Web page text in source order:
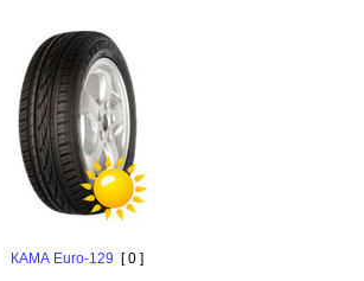
КАМА Euro-129 [ 0 ]